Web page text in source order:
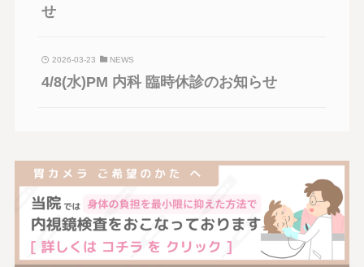
せ
2026-03-23 NEWS
4/8(水)PM 内科 臨時休診のお知らせ